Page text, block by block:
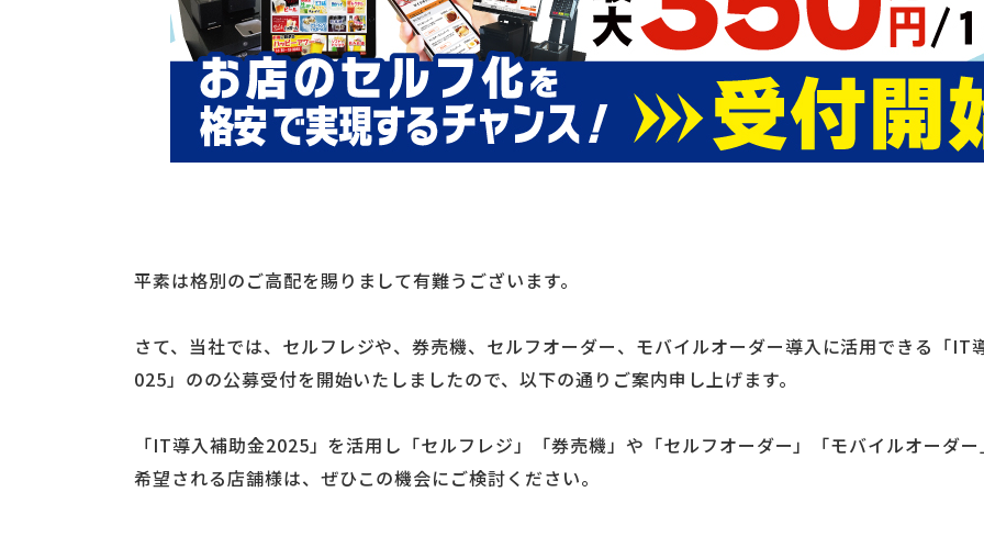
平素は格別のご高配を賜りまして有難うございます。
さて、当社では、セルフレジや、券売機、セルフオーダー、モバイルオーダー導入に活用できる「IT
025」のの公募受付を開始いたしましたので、以下の通りご案内申し上げます。
「IT導入補助金2025」を活用し「セルフレジ」「券売機」や「セルフオーダー」「モバイルオーダ
希望される店舗様は、ぜひこの機会にご検討ください。